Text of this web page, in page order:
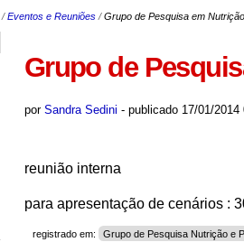
/Eventos e Reuniões /Grupo de Pesquisa em
Grupo de
por Sandra Sedini - publicado17/01/2014
reunião interna
para apresentação de cenários :
registrado em: Grupo de Pesquisa Nutrição e